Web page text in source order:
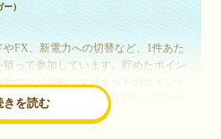
きを読む
）
FX、新電力への切替など、1件あた
って参加しています。貯めたポイン
ことで、ほぼ無料で年数回の国内旅
モッピーは陸マイラーや旅行好きに